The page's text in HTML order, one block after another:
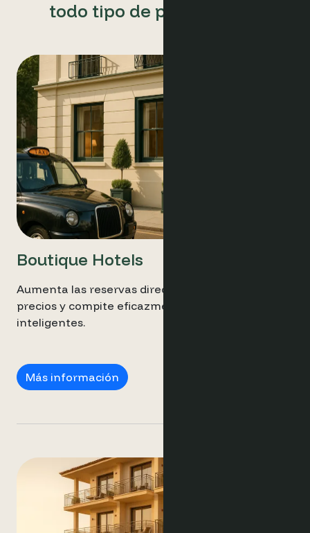
todo tipo de propiedades
Boutique Hotels
Aumenta las reservas directas, optimiza los
precios y compite eficazmente con insights
inteligentes.
Más información Boutique Hotels